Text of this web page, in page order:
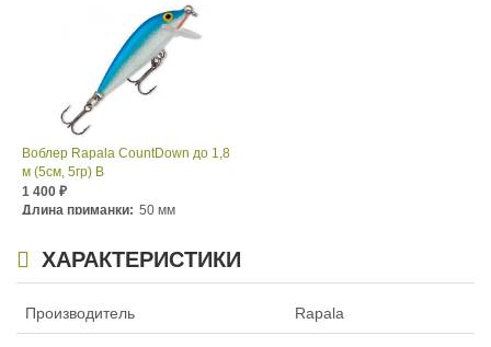
Воблер Rapala CountDown до 1,8
м (5см, 5гр) B
1 400 ₽
Длина приманки: 50 мм
Номер крючка: 10
ХАРАКТЕРИСТИКИ
Производитель Rapala